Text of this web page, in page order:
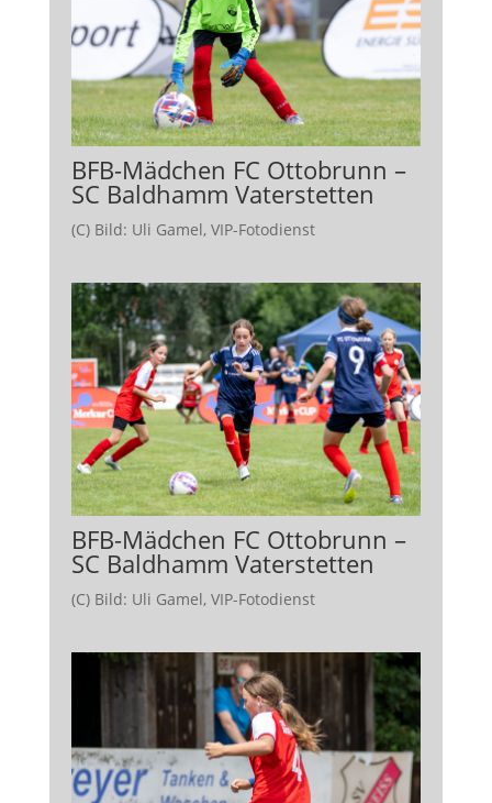
BFB-Mädchen FC Ottobrunn –
SC Baldhamm Vaterstetten
(C) Bild: Uli Gamel, VIP-Fotodienst
BFB-Mädchen FC Ottobrunn –
SC Baldhamm Vaterstetten
(C) Bild: Uli Gamel, VIP-Fotodienst